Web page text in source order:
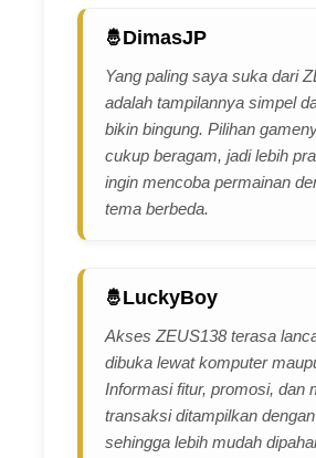
DimasJP
Yang paling saya suka dari
adalah tampilannya simpel
bikin bingung. Pilihan
cukup beragam, jadi lebih
ingin mencoba permainan
tema berbeda.
LuckyBoy
Akses ZEUS138 terasa
dibuka lewat komputer
Informasi fitur, promosi, dan
transaksi ditampilkan
sehingga lebih mudah